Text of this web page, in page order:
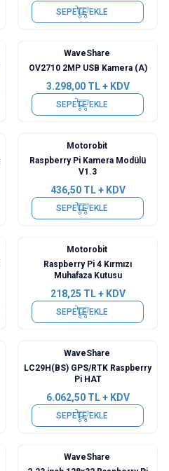
SEPETE EKLE
WaveShare
OV2710 2MP USB Kamera (A)
3.298,00TL + KDV
SEPETE EKLE
Motorobit
Raspberry Pi Kamera Modülü
V1.3
436,50TL + KDV
SEPETE EKLE
Motorobit
Raspberry Pi 4 Kırmızı
Muhafaza Kutusu
218,25 TL + KDV
SEPETE EKLE
WaveShare
LC29H(BS) GPS/RTK Raspberry
Pi HAT
6.062,50TL + KDV
SEPETE EKLE
WaveShare